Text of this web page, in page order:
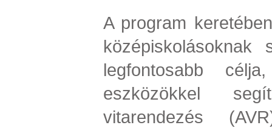
A program
legfontosabb
eszközökkel
vitarendezés